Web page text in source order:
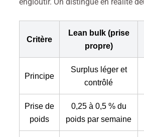
Critère
Lean bulk (prise
propre)
Principe
Surplus léger et
contrôlé
Prise de
poids
0,25 à 0,5 % du
poids par semaine